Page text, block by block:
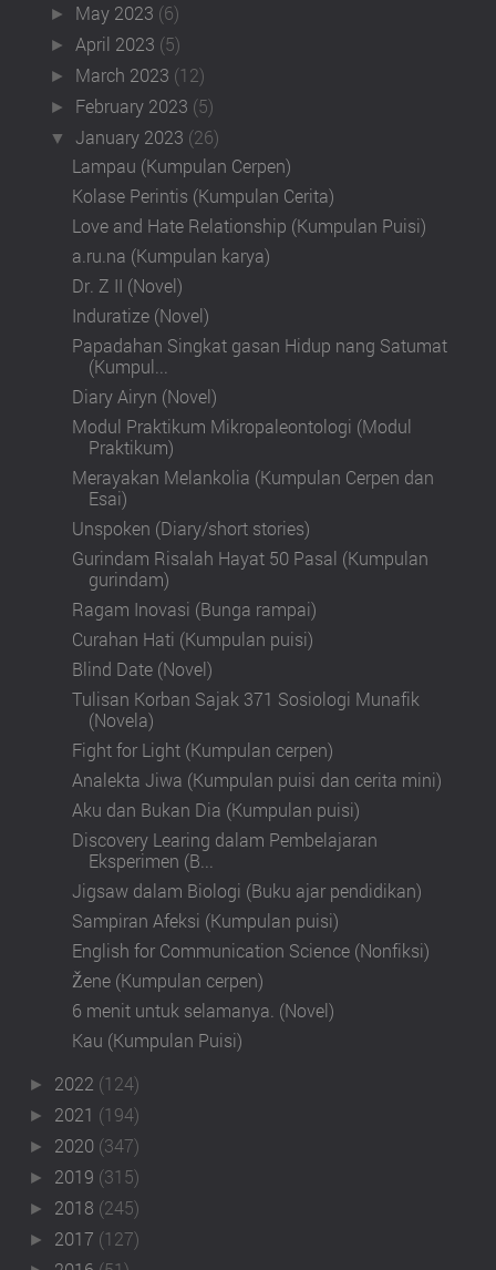
► May 2023 (6)
►April 2023 (5)
► March 2023 (12)
► February 2023 (5)
▼January 2023 (26)
Lampau (Kumpulan Cerpen)
Kolase Perintis (Kumpulan Cerita)
Love and Hate Relationship (Kumpulan Puisi)
a.ru.na (Kumpulan karya)
Dr. Z II (Novel)
Induratize (Novel)
Papadahan Singkat gasan Hidup nang Satumat
(Kumpul...
Diary Airyn (Novel)
Modul Praktikum Mikropaleontologi (Modul
Praktikum)
Merayakan Melankolia (Kumpulan Cerpen dan
Esai)
Unspoken (Diary/short stories)
Gurindam Risalah Hayat 50 Pasal (Kumpulan
gurindam)
Ragam Inovasi (Bunga rampai)
Curahan Hati (Kumpulan puisi)
Blind Date (Novel)
Tulisan Korban Sajak 371 Sosiologi Munafik
(Novela)
Fight for Light (Kumpulan cerpen)
Analekta Jiwa (Kumpulan puisi dan cerita mini)
Aku dan Bukan Dia (Kumpulan puisi)
Discovery Learing dalam Pembelajaran
Eksperimen (B...
Jigsaw dalam Biologi (Buku ajar pendidikan)
Sampiran Afeksi (Kumpulan puisi)
English for Communication Science (Nonfiksi)
Žene (Kumpulan cerpen)
6 menit untuk selamanya. (Novel)
Kau (Kumpulan Puisi)
► 2022 (124)
► 2021 (194)
► 2020 (347)
► 2019 (315)
► 2018 (245)
► 2017 (127)